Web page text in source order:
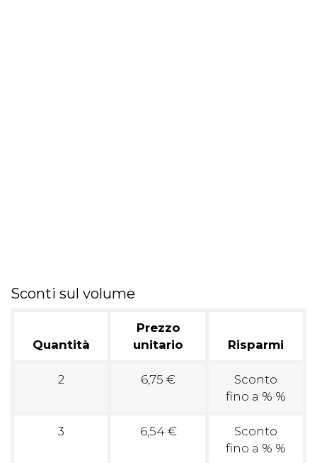
Sconti sul volume
Quantità
Prezzo
unitario
Risparmi
2 6,75 €
Sconto
fino a % %
3 6,54 €
Sconto
fino a % %